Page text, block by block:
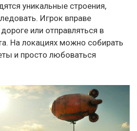
уникальные строения,
Игрок вправе
или отправляться в
На локациях можно собирать
и просто любоваться